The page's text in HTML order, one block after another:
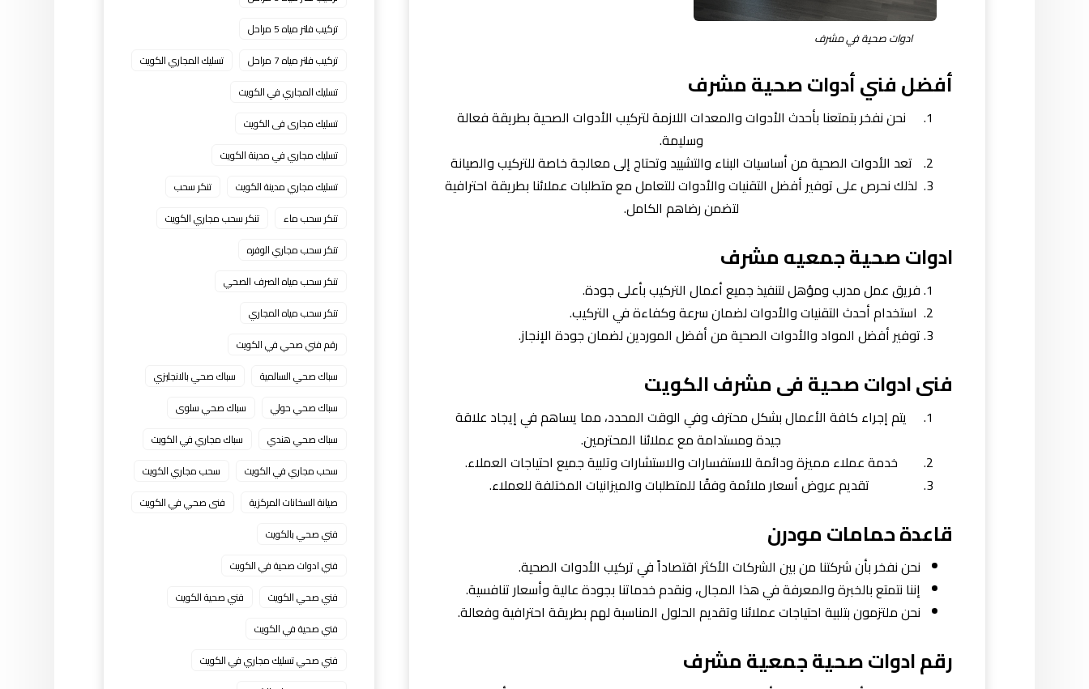
ادوات صحية في مشرف
أفضل فني أدوات صحية مشرف
نحن نفخر بتمتعنا بأحدث الأدوات والمعدات اللازمة لتركيب الأدوات الصحية بطريقة فعالة
وسليمة.
تعد الأدوات الصحية من أساسيات البناء والتشييد وتحتاج إلى معالجة خاصة للتركيب والصيانة
لذلك نحرص على توفير أفضل التقنيات والأدوات للتعامل مع متطلبات عملائنا بطريقة احترافية
لتضمن رضاهم الكامل.
ادوات صحية جمعيه مشرف
فريق عمل مدرب ومؤهل لتنفيذ جميع أعمال التركيب بأعلى جودة.
استخدام أحدث التقنيات والأدوات لضمان سرعة وكفاءة في التركيب.
توفير أفضل المواد والأدوات الصحية من أفضل الموردين لضمان جودة الإنجاز.
فنى ادوات صحية فى مشرف الكويت
يتم إجراء كافة الأعمال بشكل محترف وفي الوقت المحدد، مما يساهم في إيجاد علاقة
جيدة ومستدامة مع عملائنا المحترمين.
خدمة عملاء مميزة ودائمة للاستفسارات والاستشارات وتلبية جميع احتياجات العملاء.
تقديم عروض أسعار ملائمة وفقًا للمتطلبات والميزانيات المختلفة للعملاء.
قاعدة حمامات مودرن
نحن نفخر بأن شركتنا من بين الشركات الأكثر اقتصاداً في تركيب الأدوات الصحية.
إننا نتمتع بالخبرة والمعرفة في هذا المجال، ونقدم خدماتنا بجودة عالية وأسعار تنافسية.
نحن ملتزمون بتلبية احتياجات عملائنا وتقديم الحلول المناسبة لهم بطريقة احترافية وفعالة.
رقم ادوات صحية جمعية مشرف
تركيب فلتر مياه 5 مراحل
تركيب فلتر مياه 7 مراحل
تسليك المجاري الكويت
تسليك المجاري في الكويت
تسليك مجارى فى الكويت
تسليك مجاري في مدينة الكويت
تسليك مجاري مدينة الكويت
تنكر سحب
تنكر سحب ماء
تنكر سحب مجاري الكويت
تنكر سحب مجاري الوفره
تنكر سحب مياه الصرف الصحي
تنكر سحب مياه المجاري
رقم فني صحي في الكويت
سباك صحي السالمية
سباك صحي بالانجليزي
سباك صحي حولي
سباك صحي سلوى
سباك صحي هندي
سباك مجاري في الكويت
سحب مجاري في الكويت
سحب مجاري الكويت
صيانة السخانات المركزية
فنى صحي في الكويت
فني صحي بالكويت
فني ادوات صحية في الكويت
فني صحي الكويت
فني صحية الكويت
فني صحية في الكويت
فني صحي تسليك مجاري في الكويت